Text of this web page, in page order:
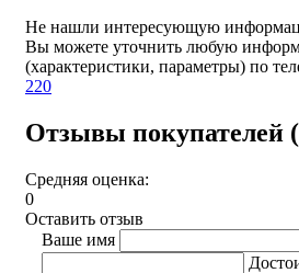
Не нашли интересующую
Вы можете уточнить любую
(характеристики, параметры) по
220
Отзывы покупателей
Средняя оценка:
0
Оставить отзыв
Ваше имя